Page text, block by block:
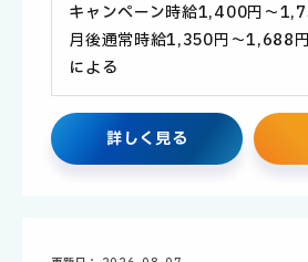
キャンペーン時給1,400円～
月後通常時給1,350円～1,688
による
詳しく見る